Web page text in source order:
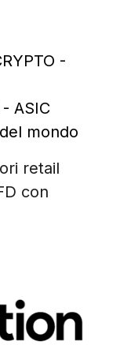
-
ASIC
mondo
retail
con